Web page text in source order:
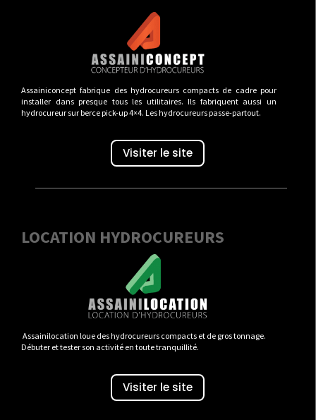
Assainiconcept fabrique des hydrocureurs compacts de cadre pour
installer dans presque tous les utilitaires. Ils fabriquent aussi un
hydrocureur sur berce pick-up 4×4. Les hydrocureurs passe-partout.
Visiter le site
LOCATION HYDROCUREURS
Assainilocation loue des hydrocureurs compacts et de gros tonnage.
Débuter et tester son activité en toute tranquillité.
Visiter le site